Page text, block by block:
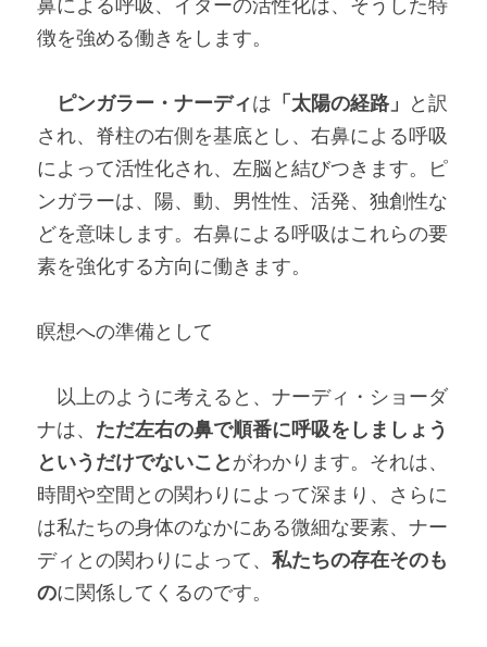
鼻による呼吸、イダーの活性化は、そうした特
徴を強める働きをします。
ピンガラー・ナーディは 「太陽の経路」 と訳
され、脊柱の右側を基底とし、右鼻による呼吸
によって活性化され、左脳と結びつきます。ピ
ンガラーは、陽、動、男性性、活発、独創性な
どを意味します。右鼻による呼吸はこれらの要
素を強化する方向に働きます。
瞑想への準備として
以上のように考えると、ナーディ・ショーダ
ナは、 ただ左右の鼻で順番に呼吸をしましょう
というだけでないことがわかります。それは、
時間や空間との関わりによって深まり、さらに
は私たちの身体のなかにある微細な要素、ナー
ディとの関わりによって、 私たちの存在そのも
のに関係してくるのです。